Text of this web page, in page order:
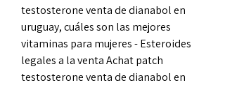
testosterone venta de dianabol en
uruguay, cuáles son las mejores
vitaminas para mujeres - Esteroides
legales a la venta Achat patch
testosterone venta de dianabol en